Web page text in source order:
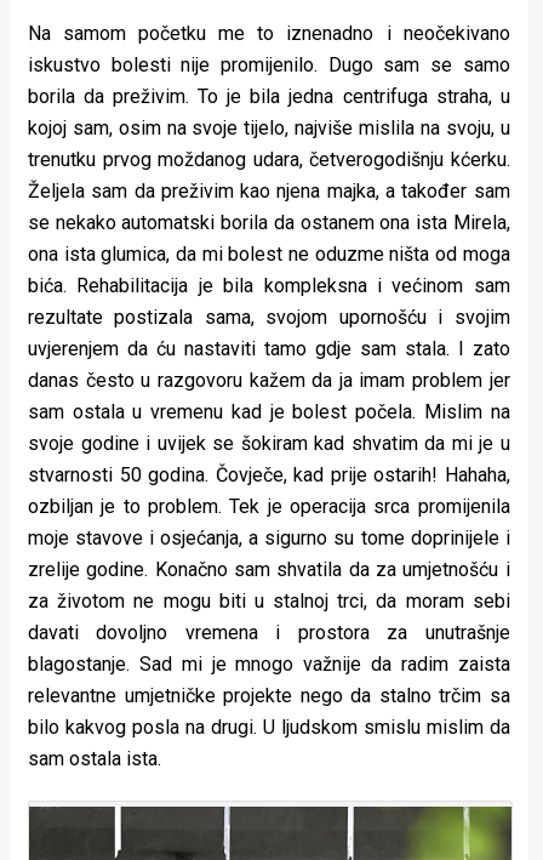
Na samom početku me to iznenadno i neočekivano
iskustvo bolesti nije promijenilo. Dugo sam se samo
borila da preživim. To je bila jedna centrifuga straha, u
kojoj sam, osim na svoje tijelo, najviše mislila na svoju, u
trenutku prvog moždanog udara, četverogodišnju kćerku.
Željela sam da preživim kao njena majka, a također sam
se nekako automatski borila da ostanem ona ista Mirela,
ona ista glumica, da mi bolest ne oduzme ništa od moga
bića. Rehabilitacija je bila kompleksna i većinom sam
rezultate postizala sama, svojom upornošću i svojim
uvjerenjem da ću nastaviti tamo gdje sam stala. I zato
danas često u razgovoru kažem da ja imam problem jer
sam ostala u vremenu kad je bolest počela. Mislim na
svoje godine i uvijek se šokiram kad shvatim da mi je u
stvarnosti 50 godina. Čovječe, kad prije ostarih! Hahaha,
ozbiljan je to problem. Tek je operacija srca promijenila
moje stavove i osjećanja, a sigurno su tome doprinijele i
zrelije godine. Konačno sam shvatila da za umjetnošću i
za životom ne mogu biti u stalnoj trci, da moram sebi
davati dovoljno vremena i prostora za unutrašnje
blagostanje. Sad mi je mnogo važnije da radim zaista
relevantne umjetničke projekte nego da stalno trčim sa
bilo kakvog posla na drugi. U ljudskom smislu mislim da
sam ostala ista.